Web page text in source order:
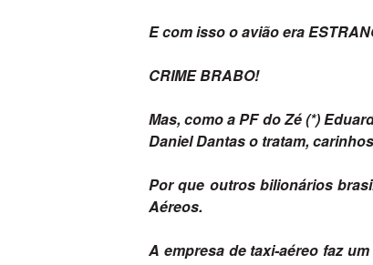
E com isso o avião era
CRIME BRABO!
Mas, como a PF do Zé (*)
Daniel Dantas o tratam,
Por que outros bilionários
Aéreos.
A empresa de taxi-aéreo faz